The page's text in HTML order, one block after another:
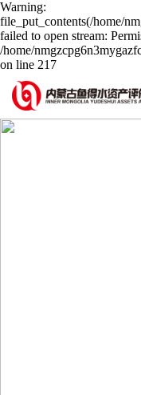
Warning:
file_put_contents(/home/
failed to open stream:
/home/
on line 217